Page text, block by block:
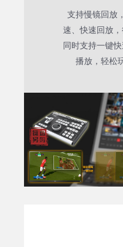
支持慢镜回放
速、快速回放，
同时支持一键
播放，轻松